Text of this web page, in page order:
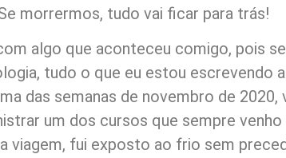
morrermos, tudo vai ficar para trás!
algo que aconteceu comigo, pois
tudo o que eu estou escrevendo
das semanas de novembro de 2020,
um dos cursos que sempre venho
viagem, fui exposto ao frio sem